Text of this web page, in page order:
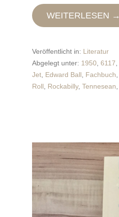
WEITERLESEN →
Veröffentlicht in: Literatur
Abgelegt unter: 1950, 6117,
Jet, Edward Ball, Fachbuch,
Roll, Rockabilly, Tennesean,